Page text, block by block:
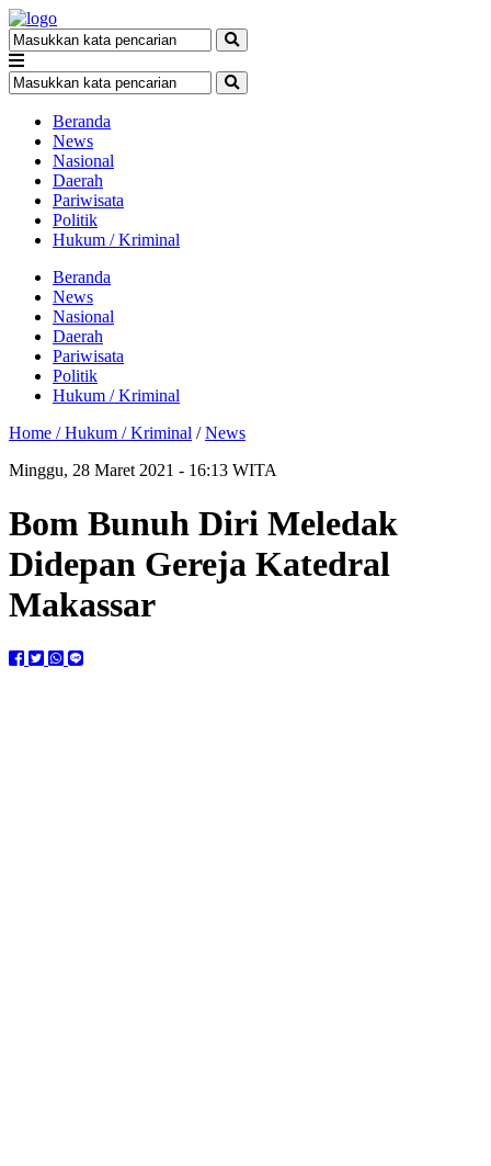
Beranda
News
Nasional
Daerah
Pariwisata
Politik
Hukum / Kriminal
Beranda
News
Nasional
Daerah
Pariwisata
Politik
Hukum / Kriminal
Home /Hukum / Kriminal /News
Minggu, 28 Maret 2021 - 16:13 WITA
Bom Bunuh Diri Meledak
Didepan Gereja Katedral
Makassar